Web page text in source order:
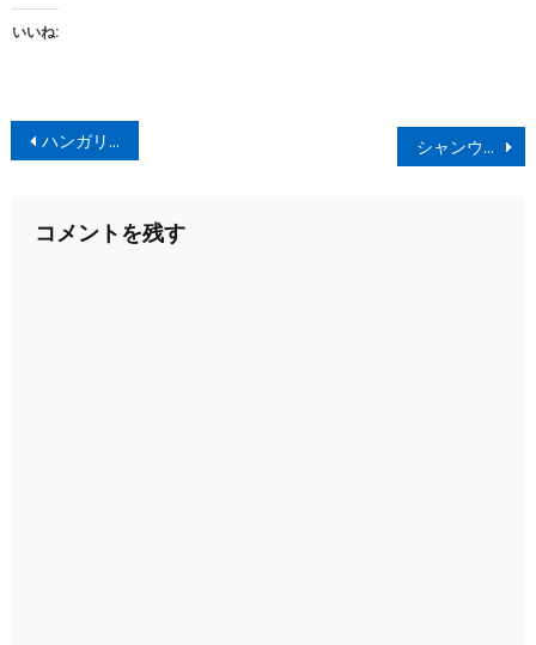
いいね:
投
稿
ビ
ハンガリー料理、GERBEAUD(ジェルボー）表参道・青山 シャンウェイ 家庭料理は国境を越える
コメントを残す